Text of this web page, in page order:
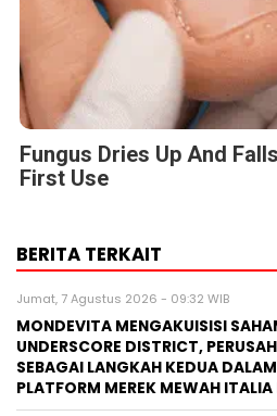
Fungus Dries Up And
First Use
BERITA TERKAIT
Jumat, 7 Agustus 2026 - 09:32 WIB
MONDEVITA MENGAKUISISI
UNDERSCORE DISTRICT,
SEBAGAI LANGKAH KEDUA
PLATFORM MEREK MEWAH ITALIA